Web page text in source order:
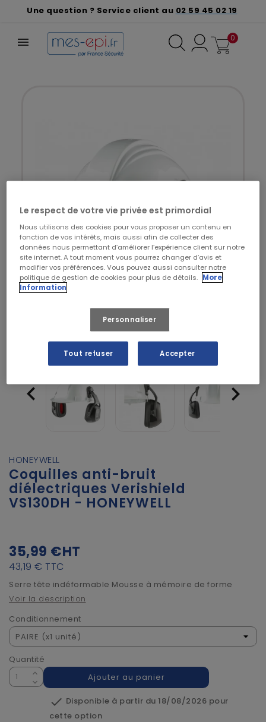
Une question ? Service client au 02 59 45 02 19
0
 
HONEYWELL
Coquilles anti-bruit
diélectriques Verishield
VS130DH - HONEYWELL
35,99 €HT
43,19 € TTC
Serre tête indéformable Mousse à mémoire de forme
Voir la description
Conditionnement
Quantité
Ajouter au panier
 Disponible à partir du 18/08/2026 pour
cette option
Le respect de votre vie privée est primordial
Nous utilisons des cookies pour vous proposer un contenu en
fonction de vos intérêts, mais aussi afin de collecter des
données nous permettant d’améliorer l’expérience client sur notre
site internet. A tout moment vous pourrez changer d’avis et
modifier vos préférences. Vous pouvez aussi consulter notre
politique de gestion de cookies pour plus de détails. More
Information
Personnaliser
Tout refuser Accepter